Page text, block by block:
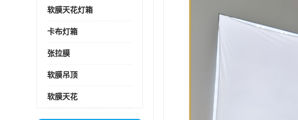
软膜天花灯箱
卡布灯箱
张拉膜
软膜吊顶
软膜天花